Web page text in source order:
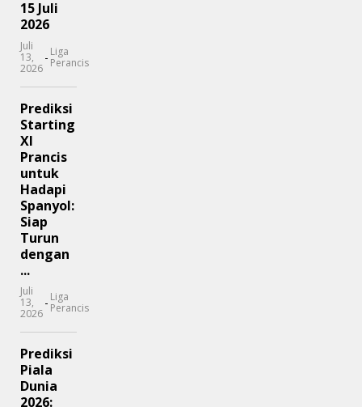
15 Juli
2026
Juli
13,
2026
- Liga
Perancis
Prediksi
Starting
XI
Prancis
untuk
Hadapi
Spanyol:
Siap
Turun
dengan
...
Juli
13,
2026
- Liga
Perancis
Prediksi
Piala
Dunia
2026: